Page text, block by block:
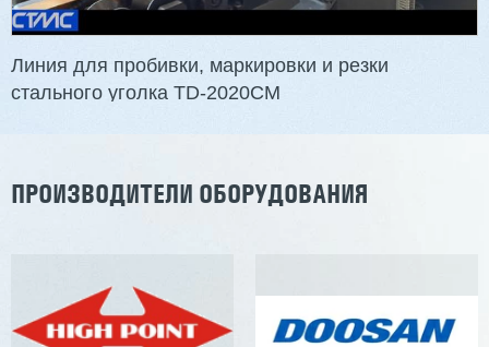
Линия для пробивки, маркировки и резки
стального уголка TD-2020CM
ПРОИЗВОДИТЕЛИ ОБОРУДОВАНИЯ